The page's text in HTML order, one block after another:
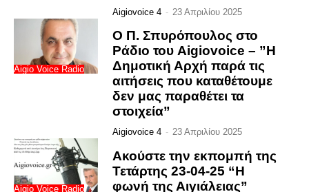
Aigiovoice 4 - 23 Απριλίου 2025
Aigio Voice Radio
Ο Π. Σπυρόπουλος στο
Ράδιο του Aigiovoice – ”Η
Δημοτική Αρχή παρά τις
αιτήσεις που καταθέτουμε
δεν μας παραθέτει τα
στοιχεία”
Aigiovoice 4 - 23 Απριλίου 2025
Aigio Voice Radio
Ακούστε την εκπομπή της
Τετάρτης 23-04-25 “Η
φωνή της Αιγιάλειας”